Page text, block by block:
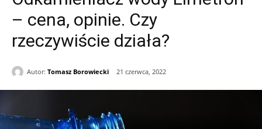
– cena, opinie. Czy
rzeczywiście działa?
Autor: Tomasz Borowiecki 21 czerwca, 2022